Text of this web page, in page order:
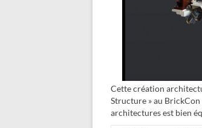
Cette création
Structure » au
architectures est bien